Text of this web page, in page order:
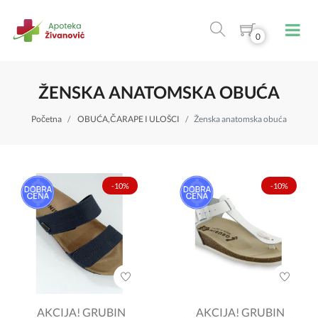
0
ŽENSKA ANATOMSKA OBUĆA
Početna OBUĆA,ČARAPE I ULOŠCI Ženska anatomska obuća
-10%
AKCIJA! GRUBIN
-10%
AKCIJA! GRUBIN